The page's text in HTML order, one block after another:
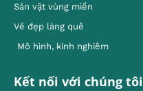
Sản vật vùng miền
Vẻ đẹp làng quê
Mô hình, kinh nghiêm
Kết nối với chúng tôi